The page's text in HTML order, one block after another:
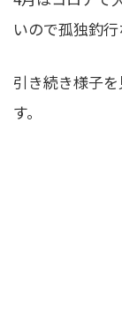
いので孤独釣
引き続き様子
す。